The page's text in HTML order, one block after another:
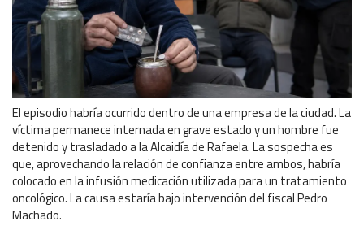
El episodio habría ocurrido dentro de una empresa de la ciudad. La
víctima permanece internada en grave estado y un hombre fue
detenido y trasladado a la Alcaidía de Rafaela. La sospecha es
que, aprovechando la relación de confianza entre ambos, habría
colocado en la infusión medicación utilizada para un tratamiento
oncológico. La causa estaría bajo intervención del fiscal Pedro
Machado.